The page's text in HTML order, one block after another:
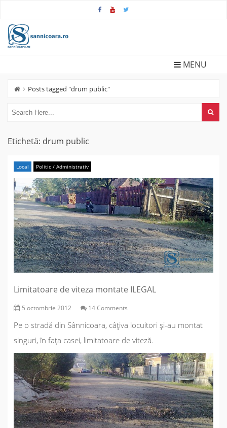
MENU
Posts tagged "drum public"
Etichetă: drum public
Local Politic / Administrativ
Limitatoare de viteza montate ILEGAL
5 octombrie 2012 14 Comments
Pe o stradă din Sânnicoara, câțiva locuitori și-au montat
singuri, în fața casei, limitatoare de viteză.